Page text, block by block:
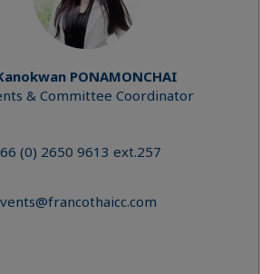
PONAMONCHAI
& Committee Coordinator
(0) 2650 9613 ext.257